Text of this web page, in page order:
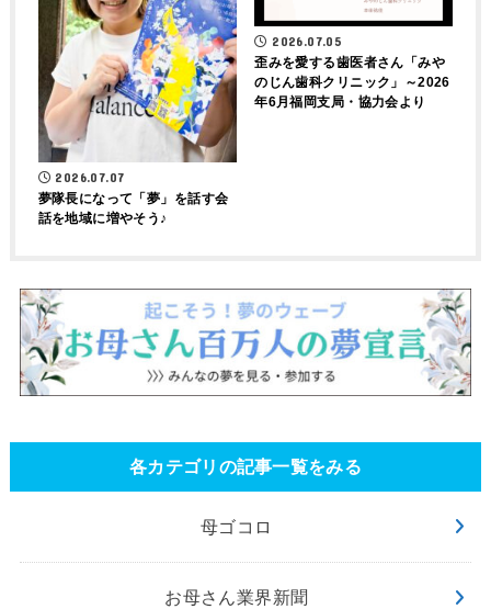
2026.07.07
夢隊長になって「夢」を話す会
話を地域に増やそう♪
2026.07.05
歪みを愛する歯医者さん「みや
のじん歯科クリニック」～2026
年6月福岡支局・協力会より
各カテゴリの記事一覧をみる
母ゴコロ
お母さん業界新聞